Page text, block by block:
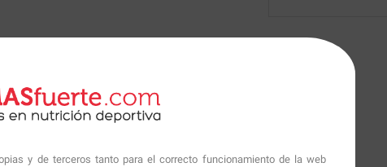
y de terceros tanto para el correcto funcionamiento de la web
nutricionistas.